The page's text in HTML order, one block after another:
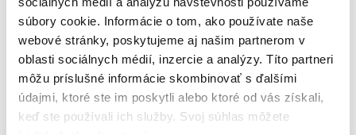
súbory cookie. Informácie o tom, ako používate naše
webové stránky, poskytujeme aj našim partnerom v
oblasti sociálnych médií, inzercie a analýzy. Títo partneri
môžu príslušné informácie skombinovať s ďalšími
údajmi, ktoré ste im poskytli alebo ktoré od vás získali,
keď ste používali ich služby. Svoj súhlas môžete
26. mája 2026
Viac
Penta Real Estate predstavuje v štvrti Bory nový
model družstevného bývania
Spoločnosť Penta Real Estate rozširuje v projekte Bory Bývanie